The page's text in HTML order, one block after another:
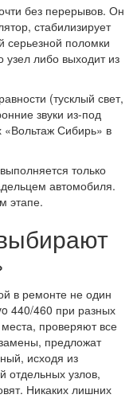
без перерывов. Он
стабилизирует
серьезной поломки
узел либо выходит из
(тусклый свет,
звуки из-под
«Вольтаж Сибирь» в
только
автомобиля.
этапе.
в ремонте не один
440/460 при разных
проверяют все
предложат
исходя из
отдельных узлов,
Никаких лишних